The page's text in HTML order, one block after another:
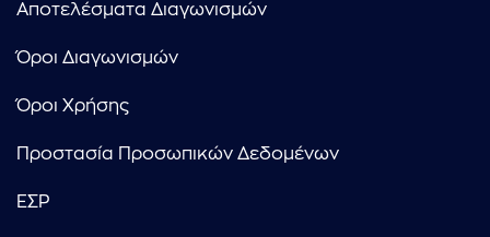
Αποτελέσματα Διαγωνισμών
Όροι Διαγωνισμών
Όροι Χρήσης
Προστασία Προσωπικών Δεδομένων
ΕΣΡ